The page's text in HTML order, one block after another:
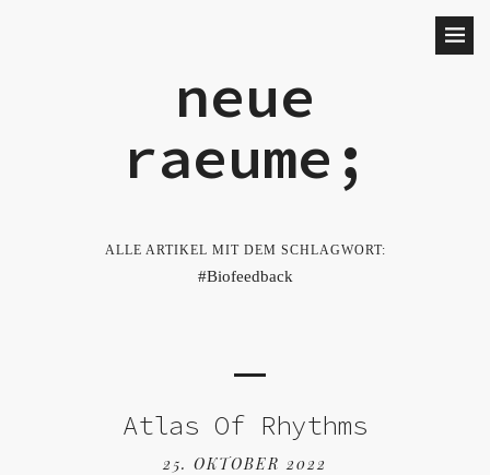
neue
raeume;
ALLE ARTIKEL MIT DEM SCHLAGWORT:
Biofeedback
Atlas Of Rhythms
25. OKTOBER 2022